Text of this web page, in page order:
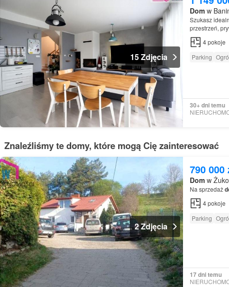
15 Zdjęcia
Domw
Szukasz
przestrzeń,
wieczory
4pokoje
Parking
30+ dni temu
Znaleźliśmy te domy, które mogą Cię zainteresować
2 Zdjęcia
790 000
Domw
Na sprzedaż
4pokoje
Parking
17 dni temu